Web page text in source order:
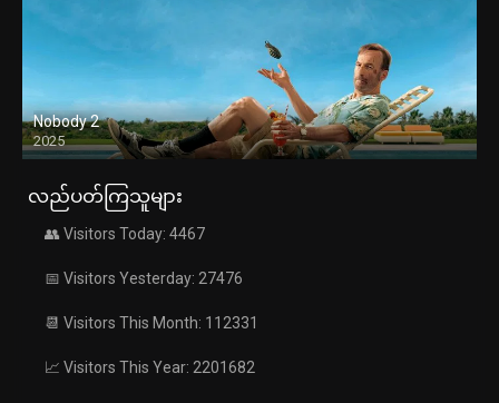
Nobody 2
2025
လည်ပတ်ကြသူများ
👥 Visitors Today: 4467
📅 Visitors Yesterday: 27476
📆 Visitors This Month: 112331
📈 Visitors This Year: 2201682